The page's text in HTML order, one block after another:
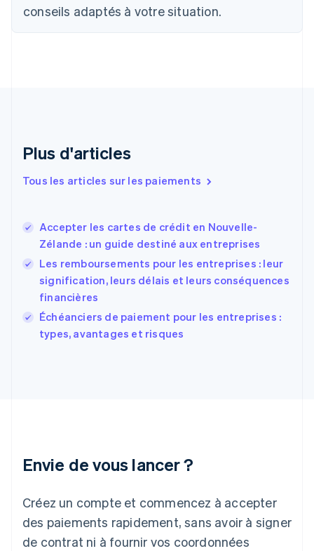
conseils adaptés à votre situation.
Plus d'articles
Tous les articles sur les paiements
Accepter les cartes de crédit en Nouvelle-
Zélande : un guide destiné aux entreprises
Les remboursements pour les entreprises : leur
signification, leurs délais et leurs conséquences
financières
Échéanciers de paiement pour les entreprises :
types, avantages et risques
Envie de vous lancer ?
Créez un compte et commencez à accepter
des paiements rapidement, sans avoir à signer
de contrat ni à fournir vos coordonnées
Chine continentale
Espagne
Estonie
EnglishEspañol简体中文
Finlande
Svenska
FrançaisEnglish
Gibraltar
English
Grèce
English
Japon
Lettonie
English
Liechtenstein
DeutschEnglish